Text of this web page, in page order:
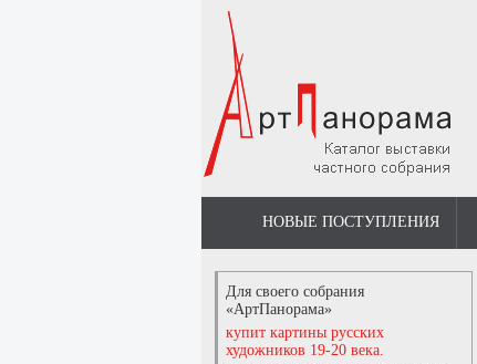
НОВЫЕ ПОСТУПЛЕНИЯ
Для своего собрания
«АртПанорама»
купит картины русских
художников 19-20 века.